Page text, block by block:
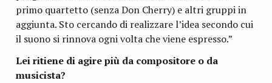
primo quar­tetto (senza Don Cherry) e altri gruppi in
aggiunta. Sto cer­cando di rea­liz­zare l’idea secondo cui
il suono si rin­nova ogni volta che viene espresso.”
Lei ritiene di agire più da com­po­si­tore o da
musicista?